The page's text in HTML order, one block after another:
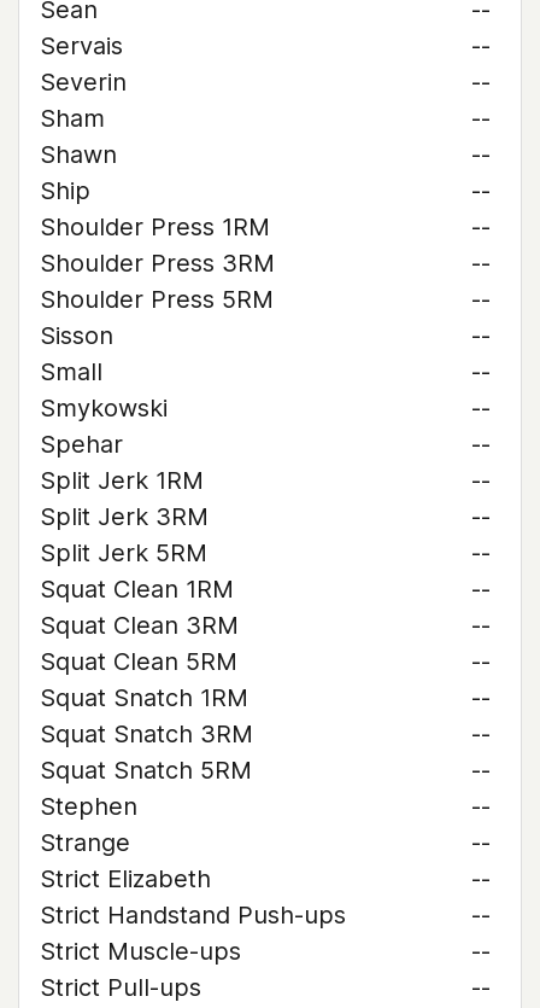
Sean
--
Servais
--
Severin
--
Sham
--
Shawn
--
Ship
--
Shoulder Press 1RM
--
Shoulder Press 3RM
--
Shoulder Press 5RM
--
Sisson
--
Small
--
Smykowski
--
Spehar
--
Split Jerk 1RM
--
Split Jerk 3RM
--
Split Jerk 5RM
--
Squat Clean 1RM
--
Squat Clean 3RM
--
Squat Clean 5RM
--
Squat Snatch 1RM
--
Squat Snatch 3RM
--
Squat Snatch 5RM
--
Stephen
--
Strange
--
Strict Elizabeth
--
Strict Handstand Push-ups
--
Strict Muscle-ups
--
Strict Pull-ups
--